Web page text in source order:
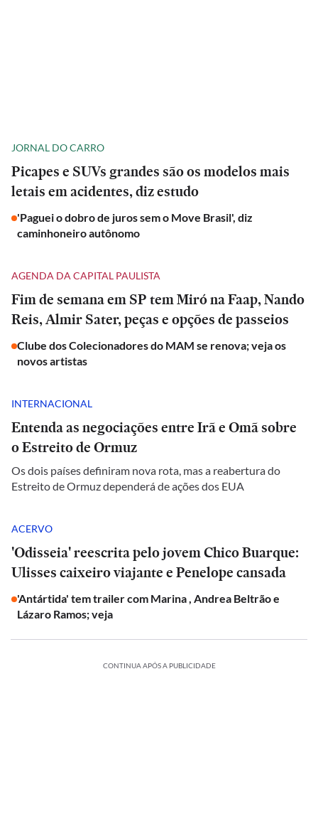
JORNAL DO CARRO
Picapes e SUVs grandes são os modelos mais
letais em acidentes, diz estudo
'Paguei o dobro de juros sem o Move Brasil', diz
caminhoneiro autônomo
AGENDA DA CAPITAL PAULISTA
Fim de semana em SP tem Miró na Faap, Nando
Reis, Almir Sater, peças e opções de passeios
Clube dos Colecionadores do MAM se renova; veja os
novos artistas
INTERNACIONAL
Entenda as negociações entre Irã e Omã sobre
o Estreito de Ormuz
Os dois países definiram nova rota, mas a reabertura do
Estreito de Ormuz dependerá de ações dos EUA
ACERVO
'Odisseia' reescrita pelo jovem Chico Buarque:
Ulisses caixeiro viajante e Penelope cansada
'Antártida' tem trailer com Marina , Andrea Beltrão e
Lázaro Ramos; veja
CONTINUA APÓS A PUBLICIDADE